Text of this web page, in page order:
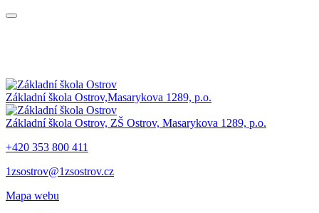
Základní škola Ostrov,Masarykova 1289, p.o.
Základní škola Ostrov, ZŠ Ostrov, Masarykova 1289, p.o.
+420 353 800 411
1zsostrov@1zsostrov.cz
Mapa webu